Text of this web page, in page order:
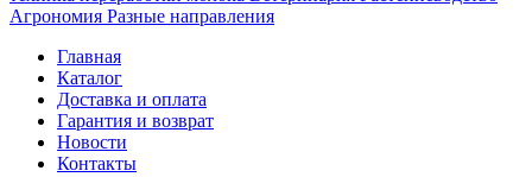
Агрономия Разные направления
Главная
Каталог
Доставка и оплата
Гарантия и возврат
Новости
Контакты